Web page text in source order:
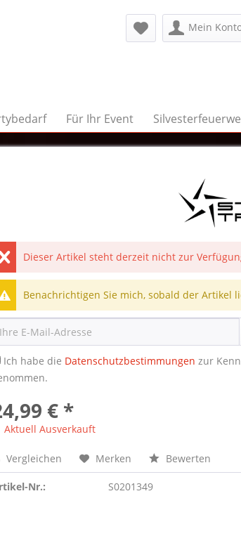
Mein
Für Ihr Event
Dieser Artikel steht derzeit nicht zur
Benachrichtigen Sie mich, sobald der Artikel
Ich habe die Datenschutzbestimmungen zur
€ *
Aktuell Ausverkauft
Vergleichen Merken Bewerten
Nr.: S0201349